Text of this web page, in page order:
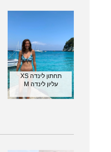
תחתון לינדה XS
עליון לינדה M